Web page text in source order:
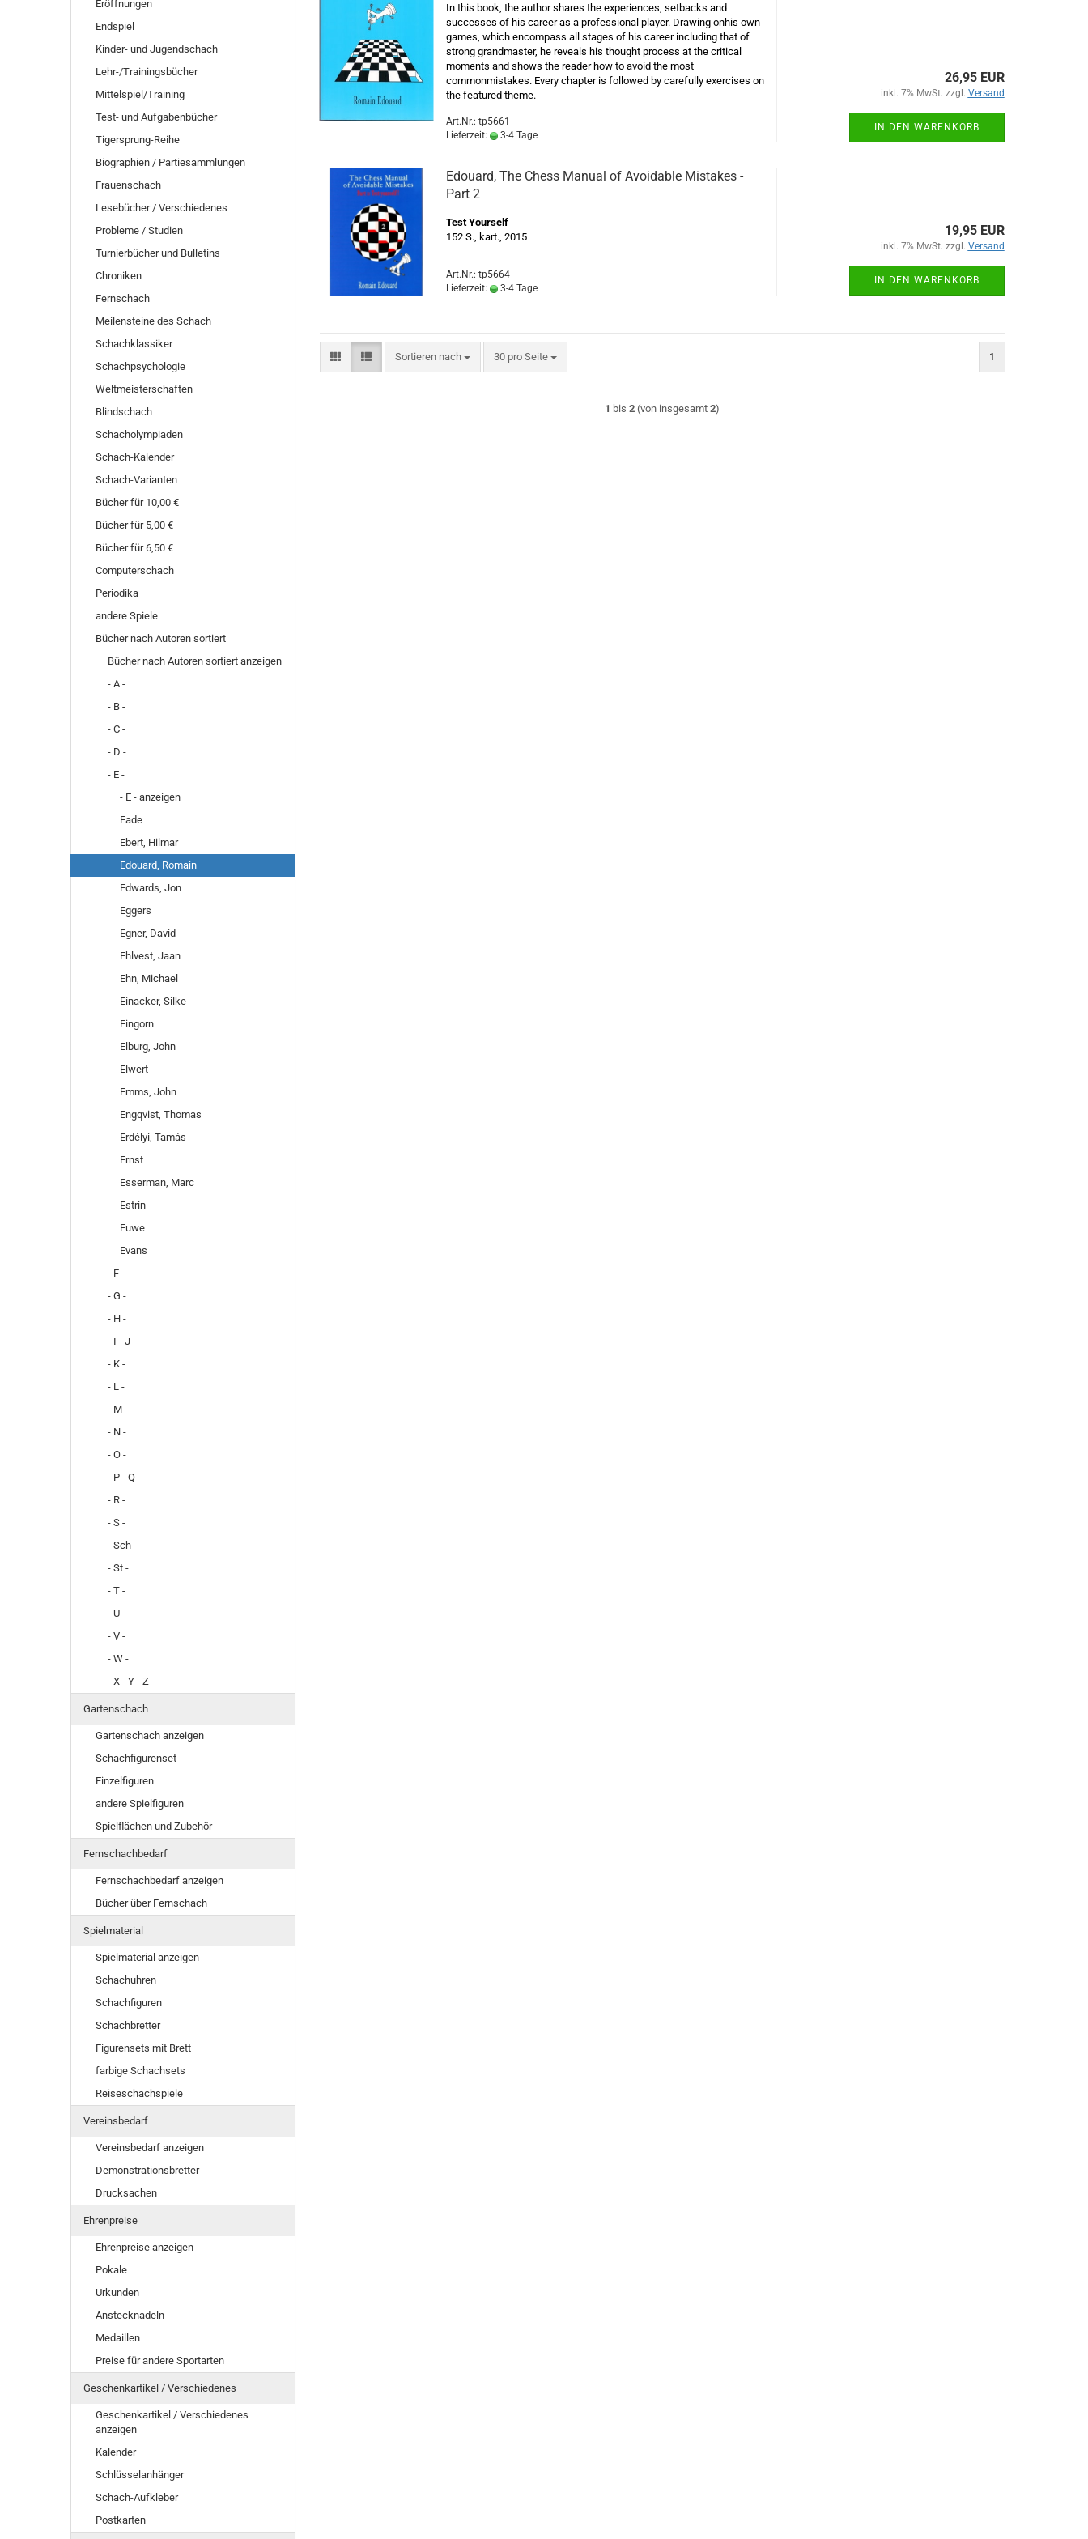
In this book, the author shares the experiences, setbacks and
successes of his career as a professional player. Drawing onhis own
games, which encompass all stages of his career including that of
strong grandmaster, he reveals his thought process at the critical
moments and shows the reader how to avoid the most
commonmistakes. Every chapter is followed by carefully exercises on
the featured theme.
Art.Nr.: tp5661
Lieferzeit:
3-4 Tage
26,95 EUR
inkl. 7% MwSt. zzgl. Versand
IN DEN WARENKORB
Edouard, The Chess Manual of Avoidable Mistakes -
Part 2
Test Yourself
152 S., kart., 2015
Art.Nr.: tp5664
Lieferzeit:
3-4 Tage
19,95 EUR
inkl. 7% MwSt. zzgl. Versand
IN DEN WARENKORB
Sortieren nach
Sortieren nach 30 pro Seite
pro Seite 1
1 bis2 (von insgesamt2)
Eröffnungen
Endspiel
Kinder- und Jugendschach
Lehr-/Trainingsbücher
Mittelspiel/Training
Test- und Aufgabenbücher
Tigersprung-Reihe
Biographien / Partiesammlungen
Frauenschach
Lesebücher / Verschiedenes
Probleme / Studien
Turnierbücher und Bulletins
Chroniken
Fernschach
Meilensteine des Schach
Schachklassiker
Schachpsychologie
Weltmeisterschaften
Blindschach
Schacholympiaden
Schach-Kalender
Schach-Varianten
Bücher für 10,00 €
Bücher für 5,00 €
Bücher für 6,50 €
Computerschach
Periodika
andere Spiele
Bücher nach Autoren sortiert
Bücher nach Autoren sortiert anzeigen
- A -
- B -
- C -
- D -
- E -
- E - anzeigen
Eade
Ebert, Hilmar
Edouard, Romain
Edwards, Jon
Eggers
Egner, David
Ehlvest, Jaan
Ehn, Michael
Einacker, Silke
Eingorn
Elburg, John
Elwert
Emms, John
Engqvist, Thomas
Erdélyi, Tamás
Ernst
Esserman, Marc
Estrin
Euwe
Evans
- F -
- G -
- H -
- I - J -
- K -
- L -
- M -
- N -
- O -
- P - Q -
- R -
- S -
- Sch -
- St -
- T -
- U -
- V -
- W -
- X - Y - Z -
Gartenschach
Gartenschach anzeigen
Schachfigurenset
Einzelfiguren
andere Spielfiguren
Spielflächen und Zubehör
Fernschachbedarf
Fernschachbedarf anzeigen
Bücher über Fernschach
Spielmaterial
Spielmaterial anzeigen
Schachuhren
Schachfiguren
Schachbretter
Figurensets mit Brett
farbige Schachsets
Reiseschachspiele
Vereinsbedarf
Vereinsbedarf anzeigen
Demonstrationsbretter
Drucksachen
Ehrenpreise
Ehrenpreise anzeigen
Pokale
Urkunden
Anstecknadeln
Medaillen
Preise für andere Sportarten
Geschenkartikel / Verschiedenes
Geschenkartikel / Verschiedenes
anzeigen
Kalender
Schlüsselanhänger
Schach-Aufkleber
Postkarten